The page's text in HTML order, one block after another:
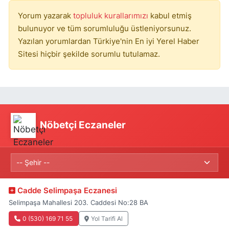
Yorum yazarak topluluk kurallarımızı kabul etmiş
bulunuyor ve tüm sorumluluğu üstleniyorsunuz.
Yazılan yorumlardan Türkiye'nin En iyi Yerel Haber
Sitesi hiçbir şekilde sorumlu tutulamaz.
Nöbetçi Eczaneler
Cadde Selimpaşa Eczanesi
Selimpaşa Mahallesi 203. Caddesi No:28 BA
0 (530) 169 71 55 Yol Tarifi Al